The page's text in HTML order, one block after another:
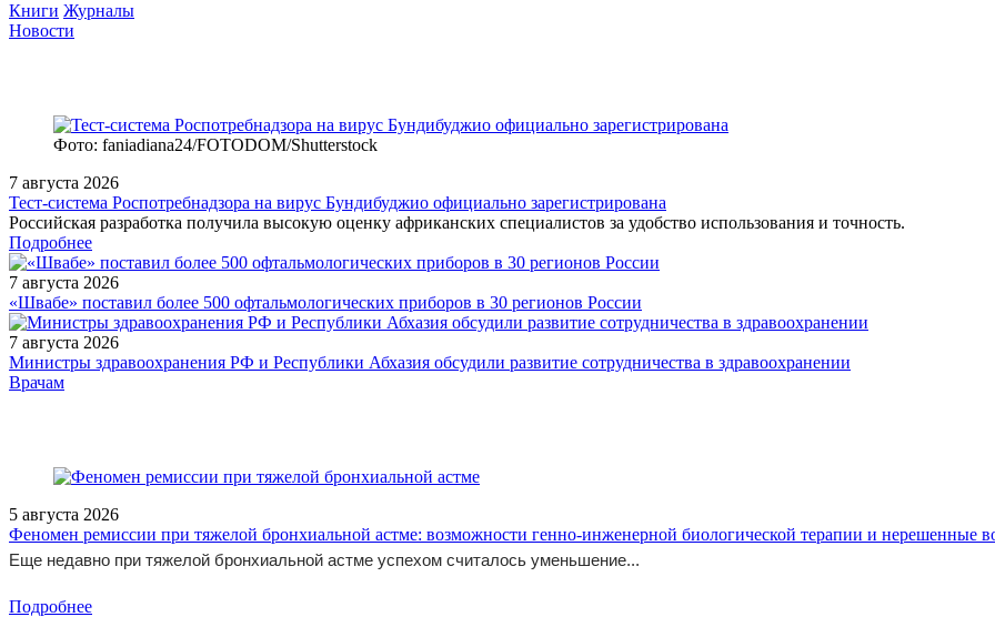
Книги Журналы
Новости
Фото: faniadiana24/FOTODOM/Shutterstock
7 августа 2026
Тест‑система Роспотребнадзора на вирус Бундибуджио официально зарегистрирована
Российская разработка получила высокую оценку африканских специалистов за удобство использования и точность.
Подробнее
7 августа 2026
«Швабе» поставил более 500 офтальмологических приборов в 30 регионов России
7 августа 2026
Министры здравоохранения РФ и Республики Абхазия обсудили развитие сотрудничества в здравоохранении
/doctor/pediatrics/Lektsiya_Nedonoshennye_i_malovesnye_deti_osobennosti_vedeniya/
Врачам
5 августа 2026
Феномен ремиссии при тяжелой бронхиальной астме: возможности генно-инженерной биологической терапии и нерешенные
Еще недавно при тяжелой бронхиальной астме успехом считалось уменьшение...
Подробнее